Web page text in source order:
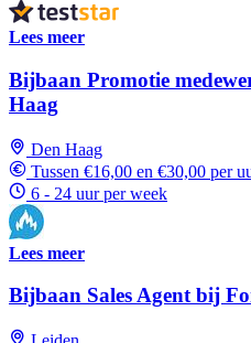
Lees meer
Bijbaan Promotie
Haag
Den Haag
Tussen €16,00 en €30,00 per
6 - 24 uur per week
Lees meer
Bijbaan Sales Agent bij